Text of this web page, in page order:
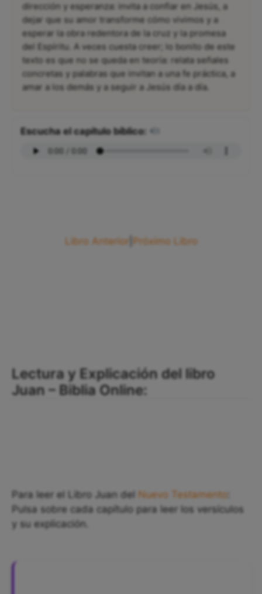
dirección y esperanza: invita a confiar en Jesús, a
dejar que su amor transforme cómo vivimos y a
esperar la obra redentora de la cruz y la promesa
del Espíritu. A veces cuesta creer; lo bonito de este
texto es que no se queda en teoría: relata señales
concretas y palabras que invitan a una fe práctica, a
amar a los demás y a seguir a Jesús día a día.
Escucha el capítulo bíblico:
Libro Anterior Próximo Libro
Lectura y Explicación del libro
Juan – Biblia Online:
Para leer el Libro Juan del Nuevo Testamento
Pulsa sobre cada capítulo para leer los versículos
y su explicación.